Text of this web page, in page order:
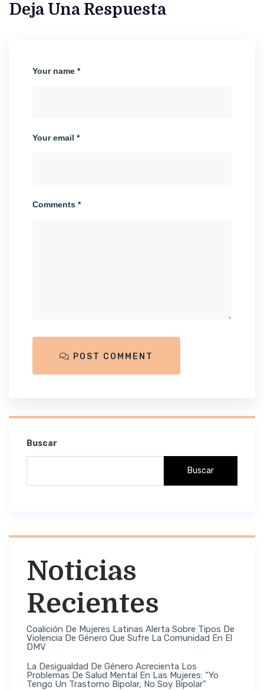
Deja Una Respuesta
Your name *
Your email *
Comments *
POST COMMENT
Buscar
Buscar
Noticias
Recientes
Coalición De Mujeres Latinas Alerta Sobre Tipos De
Violencia De Género Que Sufre La Comunidad En El
DMV
La Desigualdad De Género Acrecienta Los
Problemas De Salud Mental En Las Mujeres: “Yo
Tengo Un Trastorno Bipolar, No Soy Bipolar”